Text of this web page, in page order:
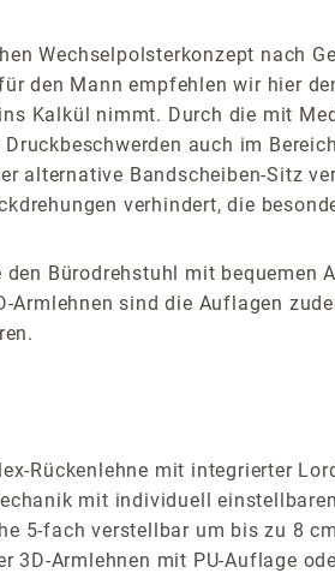
Wechselpolsterkonzept nach
den Mann empfehlen wir hier
Kalkül nimmt. Durch die mit
auch im
alternative Bandscheiben-Sitz
verhindert, die
Bürodrehstuhl mit bequemen
Armlehnen sind die Auflagen
Rückenlehne mit integrierter
mit individuell
5-fach verstellbar um bis zu 8
3D-Armlehnen mit PU-Auflage